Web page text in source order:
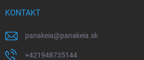
KONTAKT
panakeia@panakeia.sk
+421948735144